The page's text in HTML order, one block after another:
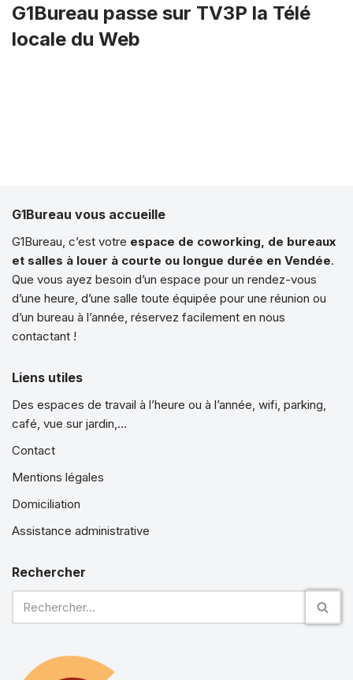
G1Bureau passe sur TV3P la Télé
locale du Web
G1Bureau vous accueille
G1Bureau, c’est votre espace de coworking, de bureaux
et salles à louer à courte ou longue durée en Vendée.
Que vous ayez besoin d’un espace pour un rendez-vous
d’une heure, d’une salle toute équipée pour une réunion ou
d’un bureau à l’année, réservez facilement en nous
contactant !
Liens utiles
Des espaces de travail à l’heure ou à l’année, wifi, parking,
café, vue sur jardin,…
Contact
Mentions légales
Domiciliation
Assistance administrative
Rechercher